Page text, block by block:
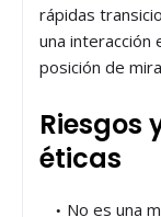
rápidas
una
posición de
Riesgos
éticas
No es una